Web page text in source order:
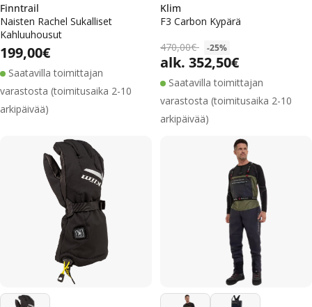
Finntrail
Naisten Rachel Sukalliset
Kahluuhousut
Normaalihinta
199,00€
Saatavilla toimittajan
varastosta (toimitusaika 2-10
arkipäivää)
Klim
F3 Carbon Kypärä
Alennushinta
alk. 352,50€
Normaalihinta
470,00€ -25%
Saatavilla toimittajan
varastosta (toimitusaika 2-10
arkipäivää)